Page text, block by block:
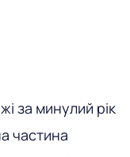
за минулий рік
частина